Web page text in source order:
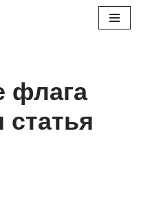
флага
статья